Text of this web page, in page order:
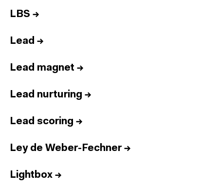
LBS →
Lead →
Lead magnet →
Lead nurturing →
Lead scoring →
Ley de Weber-Fechner→
Lightbox →